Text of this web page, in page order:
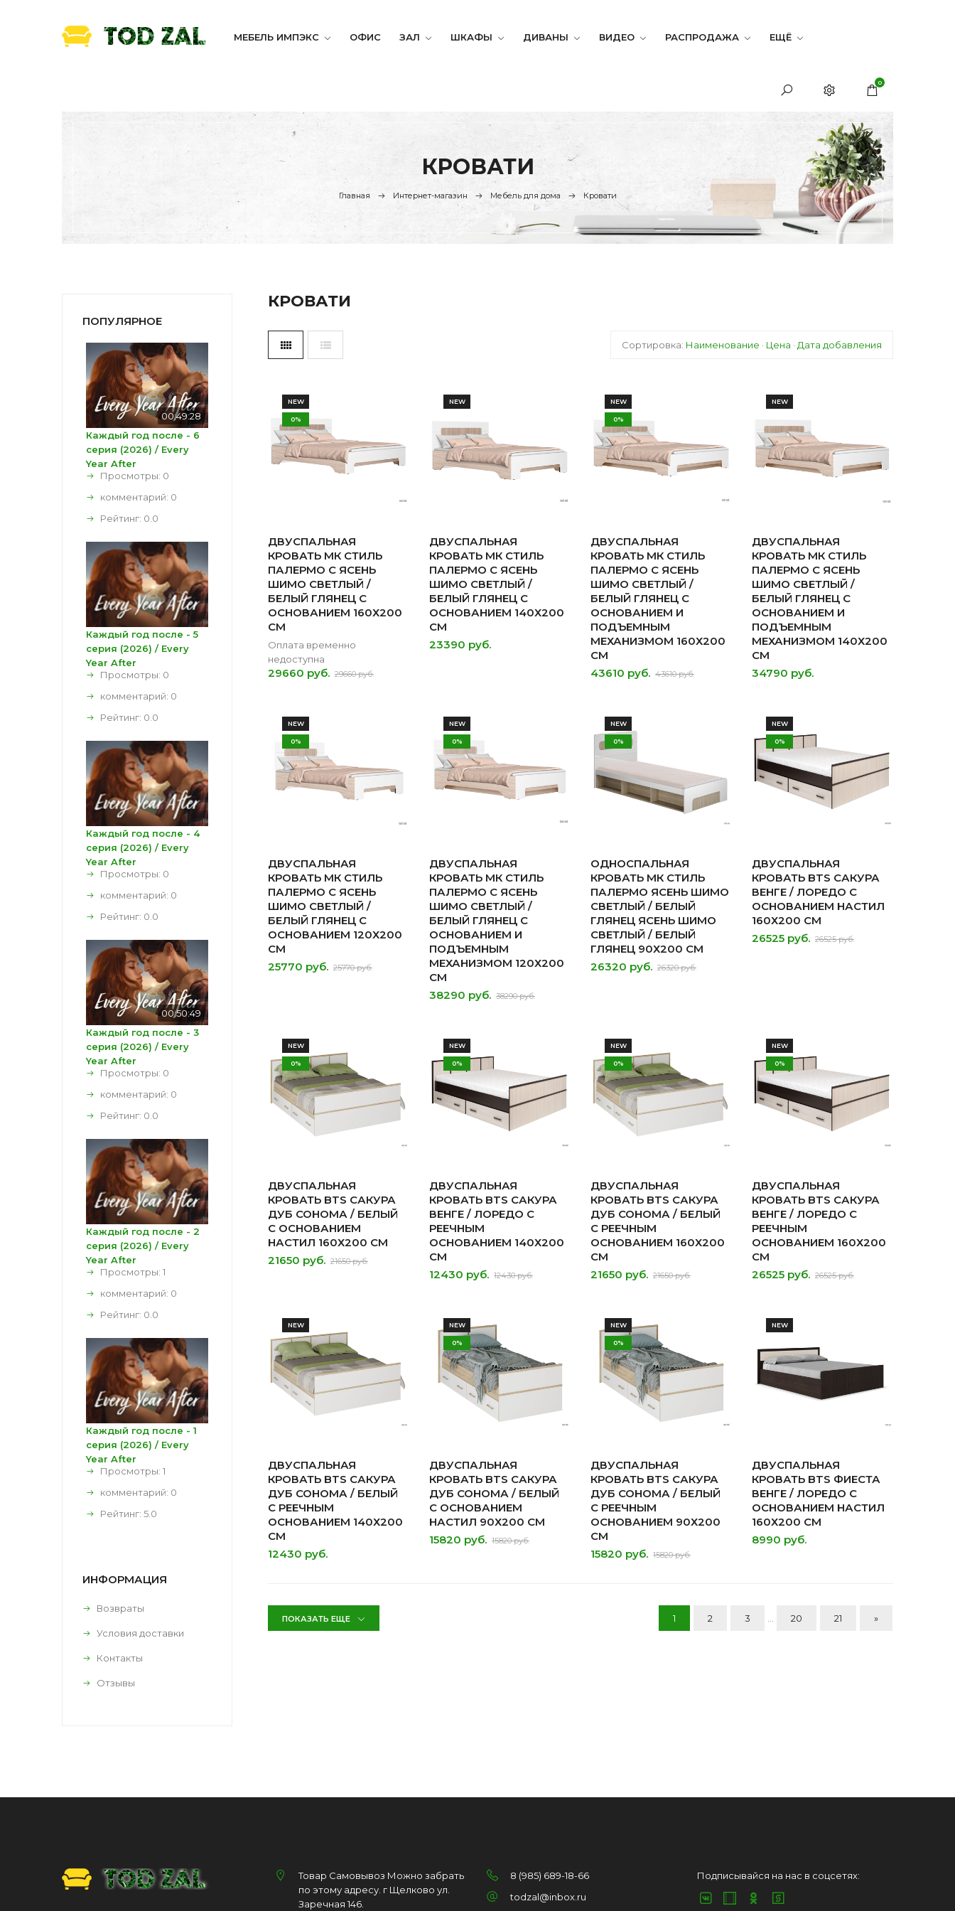
МЕБЕЛЬ ИМПЭКС ОФИС ЗАЛ ШКАФЫ ДИВАНЫ ВИДЕО РАСПРОДАЖА ЕЩЁ
0
КРОВАТИ
Главная Интернет-магазин Мебель для дома Кровати
КРОВАТИ
Сортировка: Наименование · Цена · Дата добавления
NEW
0%
ДВУСПАЛЬНАЯ
КРОВАТЬ МК СТИЛЬ
ПАЛЕРМО С ЯСЕНЬ
ШИМО СВЕТЛЫЙ /
БЕЛЫЙ ГЛЯНЕЦ С
ОСНОВАНИЕМ 160Х200
СМ
Оплата временно
недоступна
29660 руб. 29660 руб.
NEW
ДВУСПАЛЬНАЯ
КРОВАТЬ МК СТИЛЬ
ПАЛЕРМО С ЯСЕНЬ
ШИМО СВЕТЛЫЙ /
БЕЛЫЙ ГЛЯНЕЦ С
ОСНОВАНИЕМ 140Х200
СМ
23390 руб.
NEW
0%
ДВУСПАЛЬНАЯ
КРОВАТЬ МК СТИЛЬ
ПАЛЕРМО С ЯСЕНЬ
ШИМО СВЕТЛЫЙ /
БЕЛЫЙ ГЛЯНЕЦ С
ОСНОВАНИЕМ И
ПОДЪЕМНЫМ
МЕХАНИЗМОМ 160Х200
СМ
43610 руб. 43610 руб.
NEW
ДВУСПАЛЬНАЯ
КРОВАТЬ МК СТИЛЬ
ПАЛЕРМО С ЯСЕНЬ
ШИМО СВЕТЛЫЙ /
БЕЛЫЙ ГЛЯНЕЦ С
ОСНОВАНИЕМ И
ПОДЪЕМНЫМ
МЕХАНИЗМОМ 140Х200
СМ
34790 руб.
NEW
0%
ДВУСПАЛЬНАЯ
КРОВАТЬ МК СТИЛЬ
ПАЛЕРМО С ЯСЕНЬ
ШИМО СВЕТЛЫЙ /
БЕЛЫЙ ГЛЯНЕЦ С
ОСНОВАНИЕМ 120Х200
СМ
25770 руб. 25770 руб.
NEW
0%
ДВУСПАЛЬНАЯ
КРОВАТЬ МК СТИЛЬ
ПАЛЕРМО С ЯСЕНЬ
ШИМО СВЕТЛЫЙ /
БЕЛЫЙ ГЛЯНЕЦ С
ОСНОВАНИЕМ И
ПОДЪЕМНЫМ
МЕХАНИЗМОМ 120Х200
СМ
38290 руб. 38290 руб.
NEW
0%
ОДНОСПАЛЬНАЯ
КРОВАТЬ МК СТИЛЬ
ПАЛЕРМО ЯСЕНЬ ШИМО
СВЕТЛЫЙ / БЕЛЫЙ
ГЛЯНЕЦ ЯСЕНЬ ШИМО
СВЕТЛЫЙ / БЕЛЫЙ
ГЛЯНЕЦ 90Х200 СМ
26320 руб. 26320 руб.
NEW
0%
ДВУСПАЛЬНАЯ
КРОВАТЬ BTS САКУРА
ВЕНГЕ / ЛОРЕДО С
ОСНОВАНИЕМ НАСТИЛ
160Х200 СМ
26525 руб. 26525 руб.
NEW
0%
ДВУСПАЛЬНАЯ
КРОВАТЬ BTS САКУРА
ДУБ СОНОМА / БЕЛЫЙ
С ОСНОВАНИЕМ
НАСТИЛ 160Х200 СМ
21650 руб. 21650 руб.
NEW
0%
ДВУСПАЛЬНАЯ
КРОВАТЬ BTS САКУРА
ВЕНГЕ / ЛОРЕДО С
РЕЕЧНЫМ
ОСНОВАНИЕМ 140Х200
СМ
12430 руб. 12430 руб.
NEW
0%
ДВУСПАЛЬНАЯ
КРОВАТЬ BTS САКУРА
ДУБ СОНОМА / БЕЛЫЙ
С РЕЕЧНЫМ
ОСНОВАНИЕМ 160Х200
СМ
21650 руб. 21650 руб.
NEW
0%
ДВУСПАЛЬНАЯ
КРОВАТЬ BTS САКУРА
ВЕНГЕ / ЛОРЕДО С
РЕЕЧНЫМ
ОСНОВАНИЕМ 160Х200
СМ
26525 руб. 26525 руб.
NEW
ДВУСПАЛЬНАЯ
КРОВАТЬ BTS САКУРА
ДУБ СОНОМА / БЕЛЫЙ
С РЕЕЧНЫМ
ОСНОВАНИЕМ 140Х200
СМ
12430 руб.
NEW
0%
ДВУСПАЛЬНАЯ
КРОВАТЬ BTS САКУРА
ДУБ СОНОМА / БЕЛЫЙ
С ОСНОВАНИЕМ
НАСТИЛ 90Х200 СМ
15820 руб. 15820 руб.
NEW
0%
ДВУСПАЛЬНАЯ
КРОВАТЬ BTS САКУРА
ДУБ СОНОМА / БЕЛЫЙ
С РЕЕЧНЫМ
ОСНОВАНИЕМ 90Х200
СМ
15820 руб. 15820 руб.
NEW
ДВУСПАЛЬНАЯ
КРОВАТЬ BTS ФИЕСТА
ВЕНГЕ / ЛОРЕДО С
ОСНОВАНИЕМ НАСТИЛ
160Х200 СМ
8990 руб.
ПОКАЗАТЬ ЕЩЕ 1 2 3 ... 20 21 »
ПОПУЛЯРНОЕ
00:49:28
Каждый год после - 6
серия (2026) / Every
Year After
Просмотры: 0
комментарий: 0
Рейтинг: 0.0
Каждый год после - 5
серия (2026) / Every
Year After
Просмотры: 0
комментарий: 0
Рейтинг: 0.0
Каждый год после - 4
серия (2026) / Every
Year After
Просмотры: 0
комментарий: 0
Рейтинг: 0.0
00:50:49
Каждый год после - 3
серия (2026) / Every
Year After
Просмотры: 0
комментарий: 0
Рейтинг: 0.0
Каждый год после - 2
серия (2026) / Every
Year After
Просмотры: 1
комментарий: 0
Рейтинг: 0.0
Каждый год после - 1
серия (2026) / Every
Year After
Просмотры: 1
комментарий: 0
Рейтинг: 5.0
ИНФОРМАЦИЯ
Возвраты
Условия доставки
Контакты
Отзывы
Товар Самовывоз Можно забрать
по этому адресу. г Щелково ул.
Заречная 146.
8 (985) 689-18-66
todzal@inbox.ru
Подписывайся на нас в соцсетях: